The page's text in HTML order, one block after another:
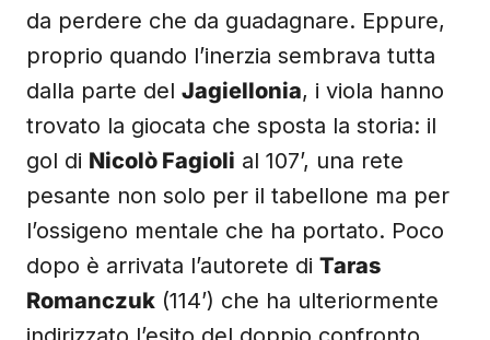
da perdere che da guadagnare. Eppure,
proprio quando l’inerzia sembrava tutta
dalla parte del Jagiellonia, i viola hanno
trovato la giocata che sposta la storia: il
gol di Nicolò Fagioli al 107’, una rete
pesante non solo per il tabellone ma per
l’ossigeno mentale che ha portato. Poco
dopo è arrivata l’autorete di Taras
Romanczuk (114’) che ha ulteriormente